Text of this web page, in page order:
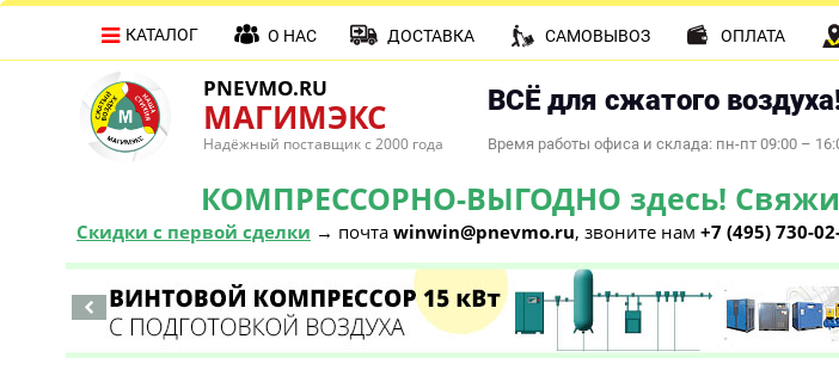
PNEVMO.RU
МАГИМЭКС
Надёжный поставщик с 2000 года
ВСЁ для сжатого
Время работы офиса и склада: пн-пт 09:00 –
КОМПРЕССОРНО-ВЫГОДНО здесь!
Скидки с первой сделки → почта winwin@pnevmo.ru, звоните нам +7 (495) 730-
КАТАЛОГ О НАС ДОСТАВКА САМОВЫВОЗ ОПЛАТА